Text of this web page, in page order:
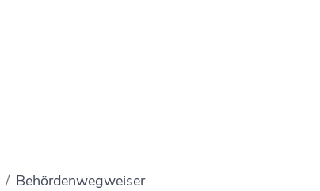
Behördenwegweiser